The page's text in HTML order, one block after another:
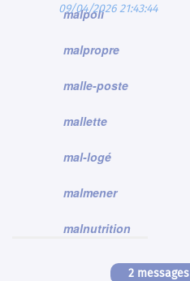
malpoli
malpropre
malle-poste
mallette
mal-logé
malmener
malnutrition
09/04/2026 21:43:44
2 messages